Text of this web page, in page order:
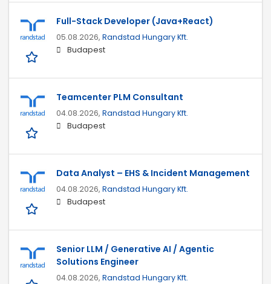
Full-Stack Developer (Java+React)
05.08.2026, Randstad Hungary Kft.
Budapest
Teamcenter PLM Consultant
04.08.2026, Randstad Hungary Kft.
Budapest
Data Analyst – EHS & Incident Management
04.08.2026, Randstad Hungary Kft.
Budapest
Senior LLM / Generative AI / Agentic
Solutions Engineer
04.08.2026, Randstad Hungary Kft.